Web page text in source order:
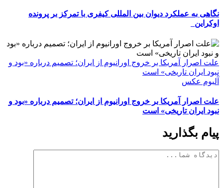
نگاهی به عملکرد دیوان بین المللی کیفری با تمرکز بر پرونده
اوکراین
علت اصرار آمریکا بر خروج اورانیوم از ایران؛ تصمیم درباره «بود و
نبود ایران تاریخی» است
آلبوم عکس
علت اصرار آمریکا بر خروج اورانیوم از ایران؛ تصمیم درباره «بود و
نبود ایران تاریخی» است
پیام بگذارید
دیدگاه